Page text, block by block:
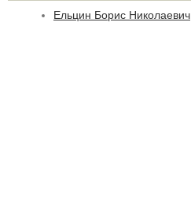
Ельцин Борис Николаевич